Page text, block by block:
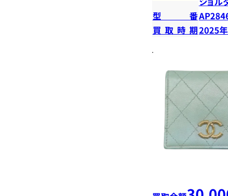
型番
買取時期2025